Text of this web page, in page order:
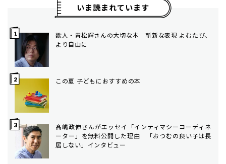
いま読まれています
歌人・青松輝さんの大切な本 斬新な表現 よむたび、
より自由に
この夏 子どもにおすすめの本
髙嶋政伸さんがエッセイ「インティマシーコーディネ
ーター」を無料公開した理由 「おつむの良い子は長
居しない」インタビュー